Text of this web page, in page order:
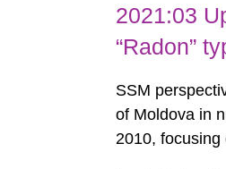
2021:03
“Radon”
SSM
of Moldova in
2010,